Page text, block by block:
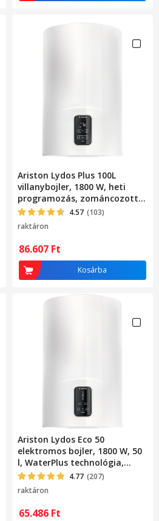
Ariston Lydos Plus 100L
villanybojler, 1800 W, heti
programozás, zománcozott
tartály Titánnal
4.57 (103)
raktáron
86.607 Ft
Kosárba
Ariston Lydos Eco 50
elektromos bojler, 1800 W, 50
l, WaterPlus technológia,
digitális kijelző, Eco Evo, T-
MAX, TitanShield,
zománcozott Titan tartály,
fehér
4.77 (207)
raktáron
65.486 Ft